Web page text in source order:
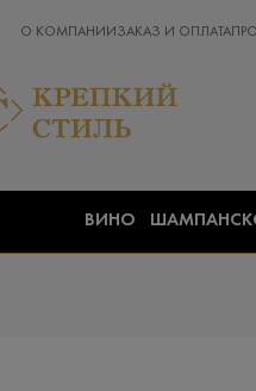
О КОМПАНИИ ЗАКАЗ И ОПЛАТА
ВИНО